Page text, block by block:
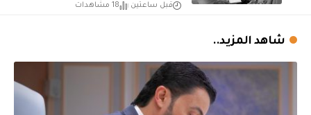
قبل ساعتين 18 مشاهدات
شاهد المزيد..